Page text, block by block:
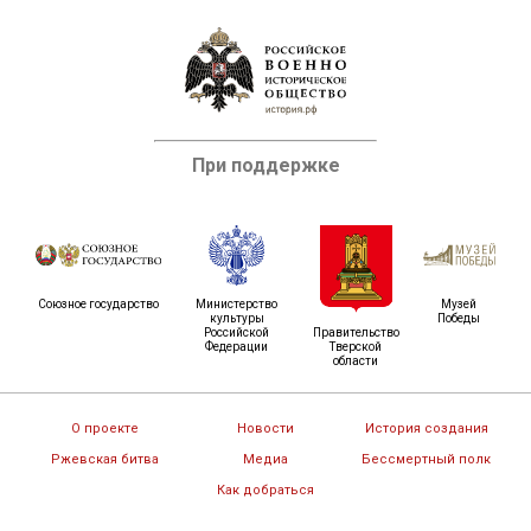
При поддержке
Союзное государство
Министерство
культуры
Российской
Федерации
Правительство
Тверской
области
Музей
Победы
О проекте Новости
История создания
Ржевская битва
Медиа
Бессмертный полк
Как добраться